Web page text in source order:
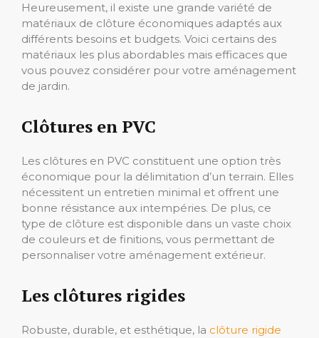
Heureusement, il existe une grande variété de
matériaux de clôture économiques adaptés aux
différents besoins et budgets. Voici certains des
matériaux les plus abordables mais efficaces que
vous pouvez considérer pour votre aménagement
de jardin.
Clôtures en PVC
Les clôtures en PVC constituent une option très
économique pour la délimitation d’un terrain. Elles
nécessitent un entretien minimal et offrent une
bonne résistance aux intempéries. De plus, ce
type de clôture est disponible dans un vaste choix
de couleurs et de finitions, vous permettant de
personnaliser votre aménagement extérieur.
Les clôtures rigides
Robuste, durable, et esthétique, la clôture rigide